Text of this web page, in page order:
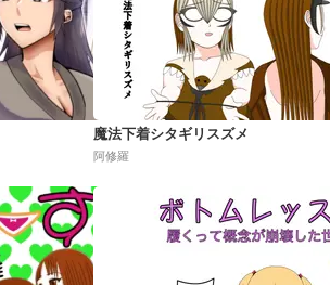
魔法下着シタギリスズメ
阿修羅